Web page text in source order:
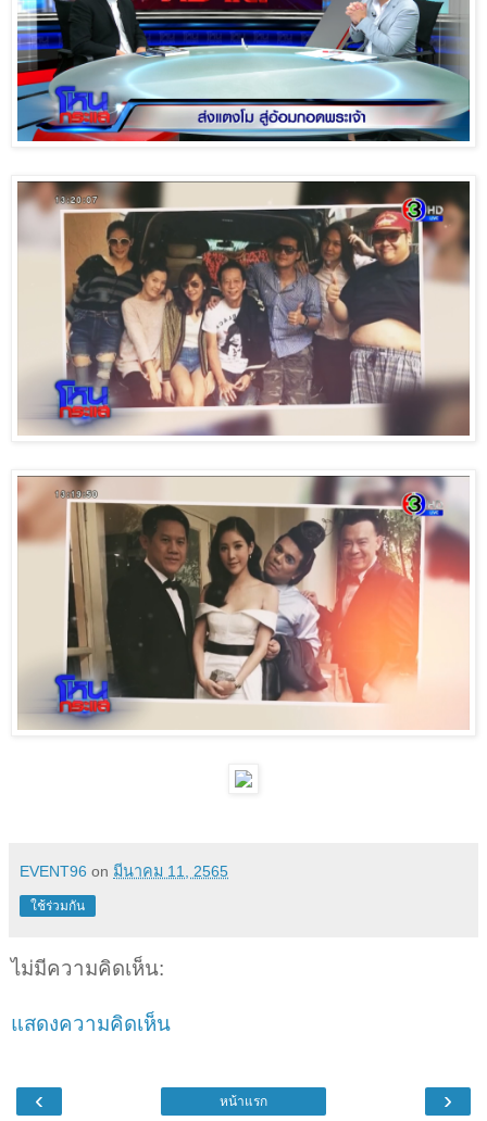
EVENT96 on มีนาคม 11, 2565
ใช้ร่วมกัน
ไม่มีความคิดเห็น:
แสดงความคิดเห็น
‹ ›
หน้าแรก